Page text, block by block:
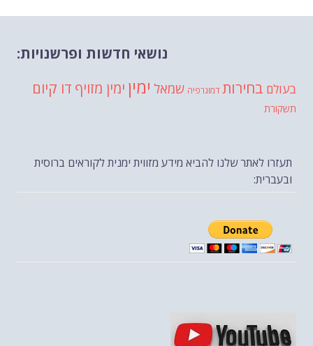
נושאי חדשות ופרשנויות:
בעולם בחירות דמוגרפיה שמאל ימין ימין מזויף דו קיום
תשקורת
תעזרו לאתר שלנו להביא מידע מזווית ימנית לקוראים ברוסית
ובעברית: